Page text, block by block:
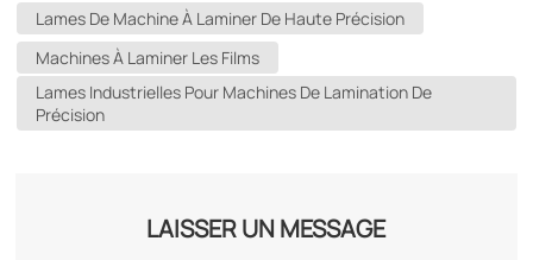
Lames De Machine À Laminer De Haute Précision
Machines À Laminer Les Films
Lames Industrielles Pour Machines De Lamination De
Précision
LAISSER UN MESSAGE